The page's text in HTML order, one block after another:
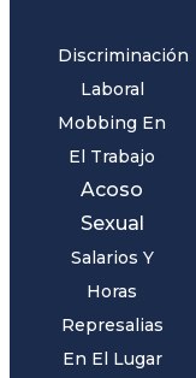
Discriminación
Laboral
Mobbing En
El Trabajo
Acoso
Sexual
Salarios Y
Horas
Represalias
En El Lugar